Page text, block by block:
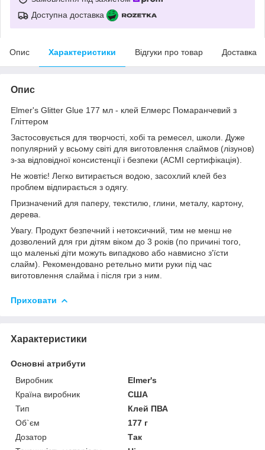
Доступна доставка
Опис Характеристики Відгуки про товар Доставка
Опис
Elmer's Glitter Glue 177 мл - клей Елмерс Помаранчевий з
Гліттером
Застосовується для творчості, хобі та ремесел, школи. Дуже
популярний у всьому світі для виготовлення слаймов (лізунов)
з-за відповідної консистенції і безпеки (ACMI сертифікація).
Не жовтіє! Легко витирається водою, засохлий клей без
проблем відпирається з одягу.
Призначений для паперу, текстилю, глини, металу, картону,
дерева.
Увагу. Продукт безпечний і нетоксичний, тим не менш не
дозволений для гри дітям віком до 3 років (по причині того,
що маленькі діти можуть випадково або навмисно з'їсти
слайм). Рекомендовано ретельно мити руки під час
виготовлення слайма і після гри з ним.
Приховати
Характеристики
Основні атрибути
Виробник
Elmer's
Країна виробник
США
Тип
Клей ПВА
Об`єм
177 г
Дозатор
Так